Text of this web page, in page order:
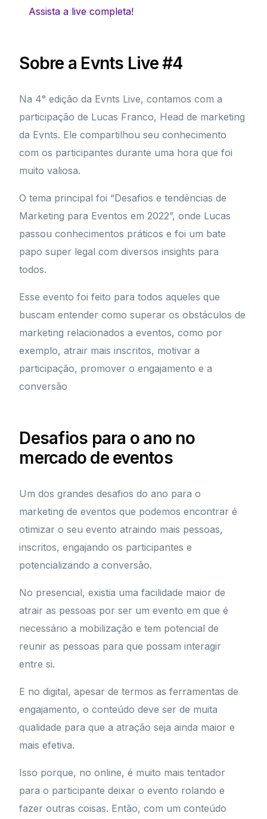
Assista a live completa!
Sobre a Evnts Live #4
Na 4° edição da Evnts Live, contamos com a
participação de Lucas Franco, Head de marketing
da Evnts. Ele compartilhou seu conhecimento
com os participantes durante uma hora que foi
muito valiosa.
O tema principal foi “Desafios e tendências de
Marketing para Eventos em 2022”, onde Lucas
passou conhecimentos práticos e foi um bate
papo super legal com diversos insights para
todos.
Esse evento foi feito para todos aqueles que
buscam entender como superar os obstáculos de
marketing relacionados a eventos, como por
exemplo, atrair mais inscritos, motivar a
participação, promover o engajamento e a
conversão
Desafios para o ano no
mercado de eventos
Um dos grandes desafios do ano para o
marketing de eventos que podemos encontrar é
otimizar o seu evento atraindo mais pessoas,
inscritos, engajando os participantes e
potencializando a conversão.
No presencial, existia uma facilidade maior de
atrair as pessoas por ser um evento em que é
necessário a mobilização e tem potencial de
reunir as pessoas para que possam interagir
entre si.
E no digital, apesar de termos as ferramentas de
engajamento, o conteúdo deve ser de muita
qualidade para que a atração seja ainda maior e
mais efetiva.
Isso porque, no online, é muito mais tentador
para o participante deixar o evento rolando e
fazer outras coisas. Então, com um conteúdo